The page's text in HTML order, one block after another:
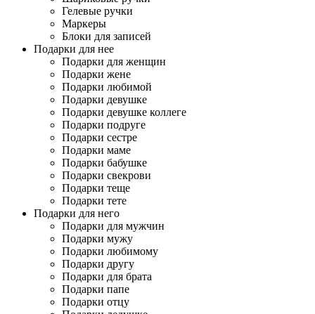
Гелевые ручки
Маркеры
Блоки для записей
Подарки для нее
Подарки для женщин
Подарки жене
Подарки любимой
Подарки девушке
Подарки девушке коллеге
Подарки подруге
Подарки сестре
Подарки маме
Подарки бабушке
Подарки свекрови
Подарки теще
Подарки тете
Подарки для него
Подарки для мужчин
Подарки мужу
Подарки любимому
Подарки другу
Подарки для брата
Подарки папе
Подарки отцу